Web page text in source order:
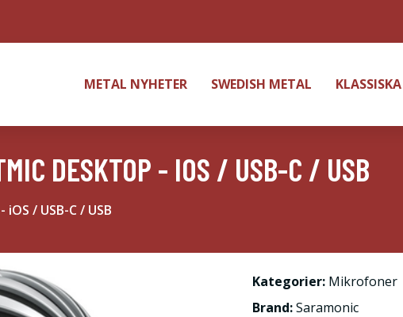
METAL NYHETER SWEDISH METAL
DESKTOP - IOS / USB-C / USB
/ USB-C / USB
Kategorier: Mikrofoner
Brand:Saramonic